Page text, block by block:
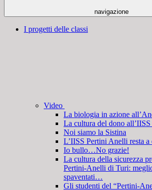
navigazione
I progetti delle classi
Video
La biologia in azione
La cultura del dono
Noi siamo la Sistina
L’IISS Pertini Anelli resta a
Io bullo…No grazie!
La cultura della sicurezza
Pertini-Anelli di Turi:
spaventati…
Gli studenti del “Pertini-